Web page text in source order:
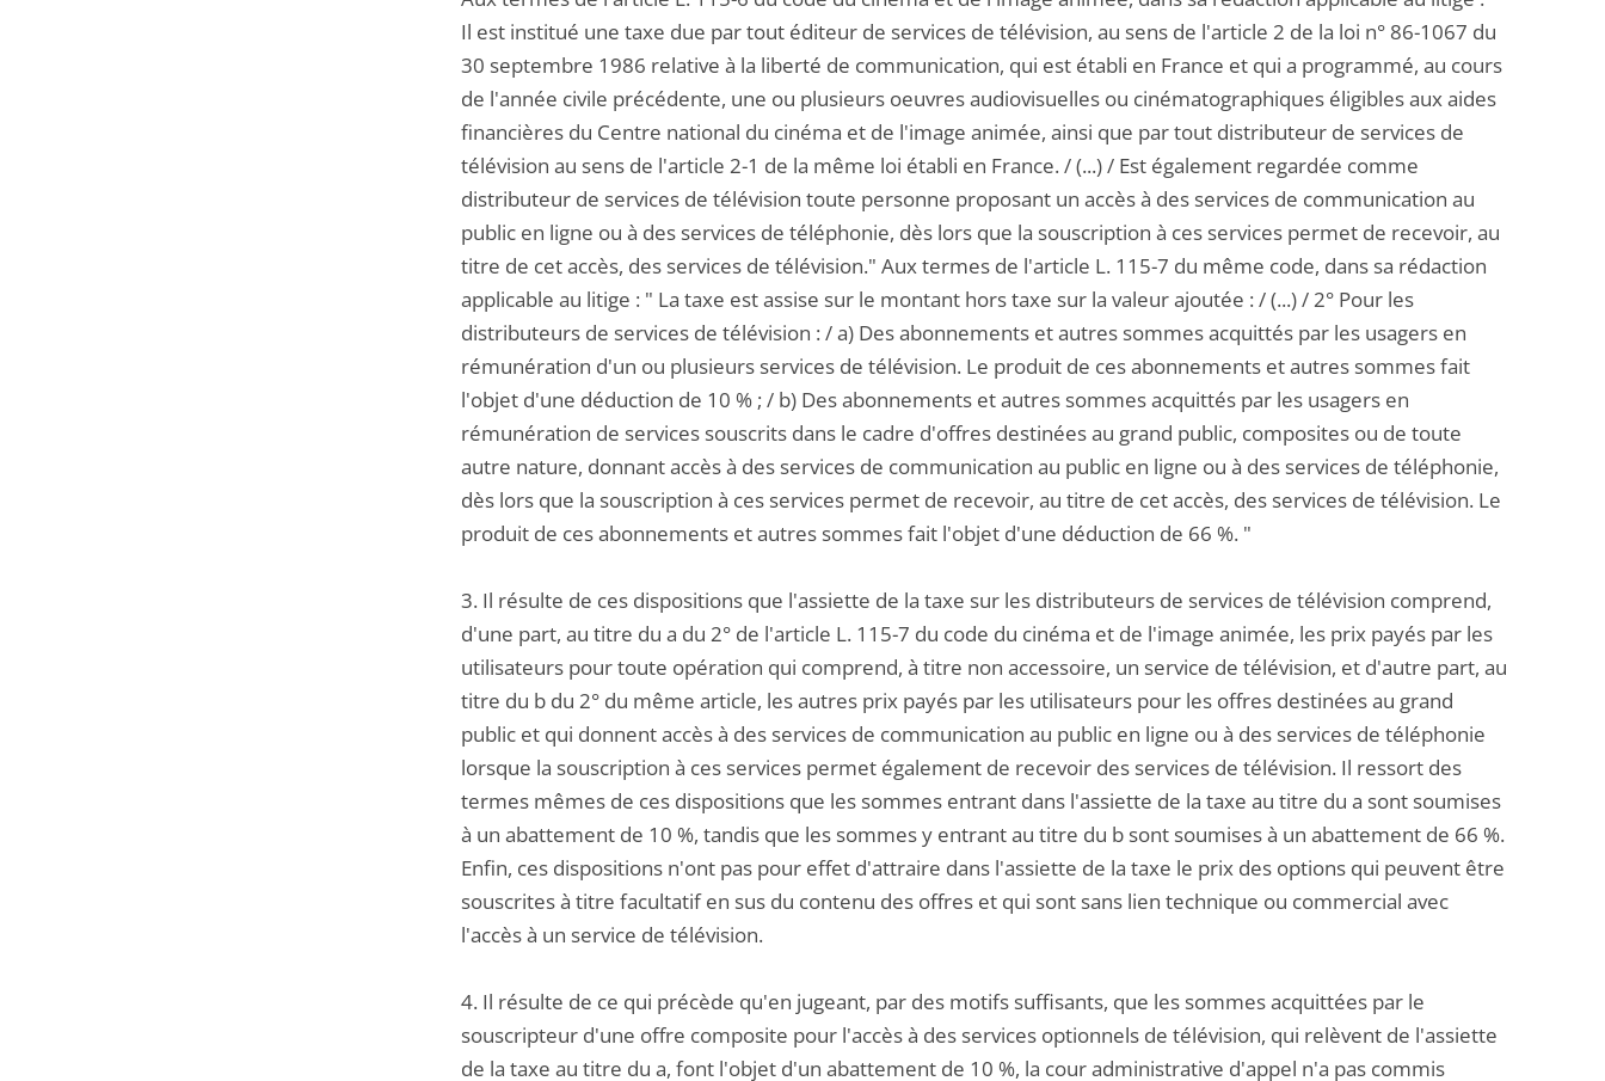
Il est institué une taxe due par tout éditeur de services de télévision, au sens de l'article 2 de la loi n° 86-1067 du
30 septembre 1986 relative à la liberté de communication, qui est établi en France et qui a programmé, au cours
de l'année civile précédente, une ou plusieurs oeuvres audiovisuelles ou cinématographiques éligibles aux aides
financières du Centre national du cinéma et de l'image animée, ainsi que par tout distributeur de services de
télévision au sens de l'article 2-1 de la même loi établi en France. / (...) / Est également regardée comme
distributeur de services de télévision toute personne proposant un accès à des services de communication au
public en ligne ou à des services de téléphonie, dès lors que la souscription à ces services permet de recevoir, au
titre de cet accès, des services de télévision." Aux termes de l'article L. 115-7 du même code, dans sa rédaction
applicable au litige : " La taxe est assise sur le montant hors taxe sur la valeur ajoutée : / (...) / 2° Pour les
distributeurs de services de télévision : / a) Des abonnements et autres sommes acquittés par les usagers en
rémunération d'un ou plusieurs services de télévision. Le produit de ces abonnements et autres sommes fait
l'objet d'une déduction de 10 % ; / b) Des abonnements et autres sommes acquittés par les usagers en
rémunération de services souscrits dans le cadre d'offres destinées au grand public, composites ou de toute
autre nature, donnant accès à des services de communication au public en ligne ou à des services de téléphonie,
dès lors que la souscription à ces services permet de recevoir, au titre de cet accès, des services de télévision. Le
produit de ces abonnements et autres sommes fait l'objet d'une déduction de 66 %. "
3. Il résulte de ces dispositions que l'assiette de la taxe sur les distributeurs de services de télévision comprend,
d'une part, au titre du a du 2° de l'article L. 115-7 du code du cinéma et de l'image animée, les prix payés par les
utilisateurs pour toute opération qui comprend, à titre non accessoire, un service de télévision, et d'autre part, au
titre du b du 2° du même article, les autres prix payés par les utilisateurs pour les offres destinées au grand
public et qui donnent accès à des services de communication au public en ligne ou à des services de téléphonie
lorsque la souscription à ces services permet également de recevoir des services de télévision. Il ressort des
termes mêmes de ces dispositions que les sommes entrant dans l'assiette de la taxe au titre du a sont soumises
à un abattement de 10 %, tandis que les sommes y entrant au titre du b sont soumises à un abattement de 66 %.
Enfin, ces dispositions n'ont pas pour effet d'attraire dans l'assiette de la taxe le prix des options qui peuvent être
souscrites à titre facultatif en sus du contenu des offres et qui sont sans lien technique ou commercial avec
l'accès à un service de télévision.
4. Il résulte de ce qui précède qu'en jugeant, par des motifs suffisants, que les sommes acquittées par le
souscripteur d'une offre composite pour l'accès à des services optionnels de télévision, qui relèvent de l'assiette
de la taxe au titre du a, font l'objet d'un abattement de 10 %, la cour administrative d'appel n'a pas commis